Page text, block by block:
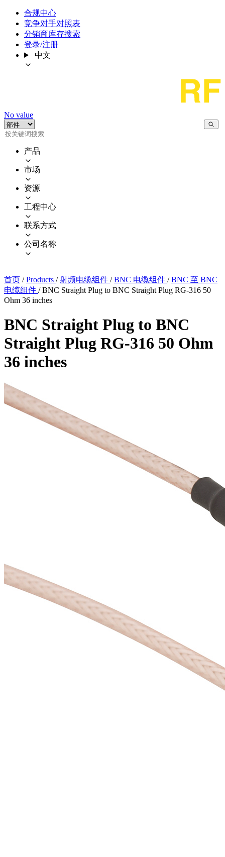
合规中心
竞争对手对照表
分销商库存搜索
登录/注册
中文
No value
产品
市场
资源
工程中心
联系方式
公司名称
首页 / Products / 射频电缆组件 / BNC 电缆组件 / BNC 至 BNC
电缆组件 / BNC Straight Plug to BNC Straight Plug RG-316 50
Ohm 36 inches
BNC Straight Plug to BNC
Straight Plug RG-316 50 Ohm
36 inches